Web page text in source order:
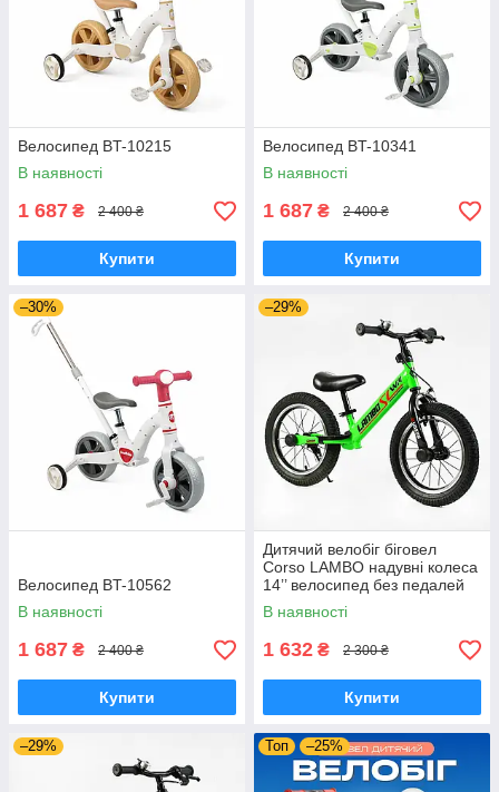
Велосипед BT-10215
В наявності
1 687 ₴ 2 400 ₴
Купити
Велосипед BT-10341
В наявності
1 687 ₴ 2 400 ₴
Купити
–30%
Велосипед BT-10562
В наявності
1 687 ₴ 2 400 ₴
Купити
–29%
Дитячий велобіг біговел
Corso LAMBO надувні колеса
14’’ велосипед без педалей
сталева рама від 3-х років
В наявності
1 632 ₴ 2 300 ₴
Купити
–29% Топ –25%